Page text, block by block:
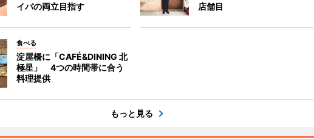
イパの両立目指す
店舗目
食べる
淀屋橋に「CAFÉ&DINING 北
極星」 4つの時間帯に合う
料理提供
もっと見る